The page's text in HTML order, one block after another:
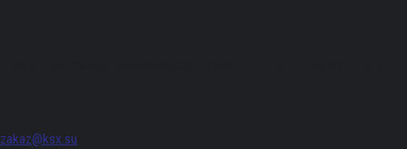
zakaz@ksx.su